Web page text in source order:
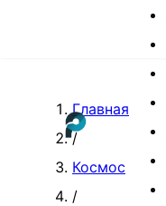
Главная
/
Космос
/